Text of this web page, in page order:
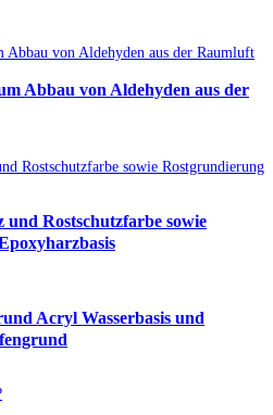
Abbau von Aldehyden aus der
Rostschutzfarbe sowie
Acryl Wasserbasis und